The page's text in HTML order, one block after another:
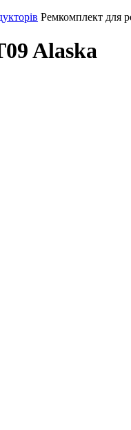
Ремкомплект для
Alaska